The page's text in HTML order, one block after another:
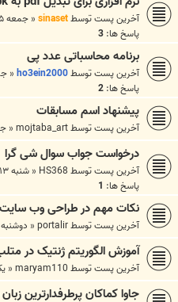
آخرین پست توسطsinaset
« جمعه ۵ مرداد ۱۳۹۷, ۹:۲۶ ق.ظ
پاسخ ها: 3
برنامه محاسباتی عدد پی
آخرین پست توسطho3ein2000
« جمعه
پاسخ ها: 2
پیشنهاد اسم مسابقات
آخرین پست توسطmojtaba_art
« جمعه
درخواست جواب سوال شی گرا
آخرین پست توسطHS368
« شنبه ۱۳ خرداد ۱۳۹۶, ۱۰:۴۰ ب.ظ
پاسخ ها: 1
نکات مهم در طراحی وب سایت
آخرین پست توسطportalir
« دوشنبه ۱۱ مرداد ۱۳۹۵, ۱۲:۲۲ ق.ظ
آموزش الگوریتم ژنتیک در
آخرین پست توسطmaryam110
«
جاوا کماکان پرطرفدارترین